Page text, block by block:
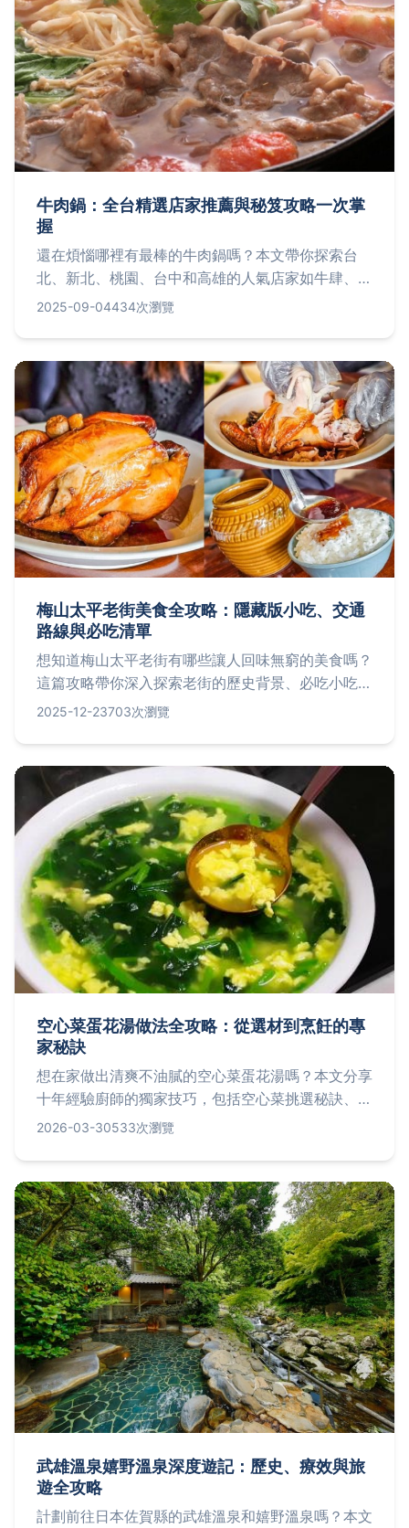
牛肉鍋：全台精選店家推薦與秘笈攻略一次掌
握
還在煩惱哪裡有最棒的牛肉鍋嗎？本文帶你探索台
北、新北、桃園、台中和高雄的人氣店家如牛肆、鼎
王和老四川，並揭秘私房沾醬秘笈、牛肉部位挑選技
2025-09-04434次瀏覽
梅山太平老街美食全攻略：隱藏版小吃、交通
路線與必吃清單
想知道梅山太平老街有哪些讓人回味無窮的美食嗎？
這篇攻略帶你深入探索老街的歷史背景、必吃小吃排
行榜、交通指南，以及在地人私藏推薦，解決你的所
2025-12-23703次瀏覽
空心菜蛋花湯做法全攻略：從選材到烹飪的專
家秘訣
想在家做出清爽不油膩的空心菜蛋花湯嗎？本文分享
十年經驗廚師的獨家技巧，包括空心菜挑選秘訣、蛋
花滑嫩關鍵，以及常見錯誤避坑指南，讓你輕鬆端出
2026-03-30533次瀏覽
武雄溫泉嬉野溫泉深度遊記：歷史、療效與旅
遊全攻略
計劃前往日本佐賀縣的武雄溫泉和嬉野溫泉嗎？本文